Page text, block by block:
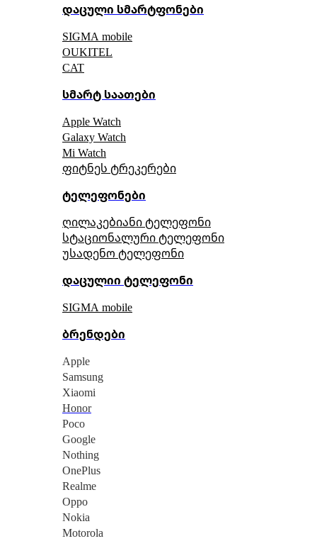
დაცული სმარტფონები
SIGMA mobile
OUKITEL
CAT
სმარტ საათები
Apple Watch
Galaxy Watch
Mi Watch
ფიტნეს ტრეკერები
ტელეფონები
ღილაკებიანი ტელეფონი
სტაციონალური ტელეფონი
უსადენო ტელეფონი
დაცულიი ტელეფონი
SIGMA mobile
ბრენდები
Apple
Samsung
Xiaomi
Honor
Poco
Google
Nothing
OnePlus
Realme
Oppo
Nokia
Motorola